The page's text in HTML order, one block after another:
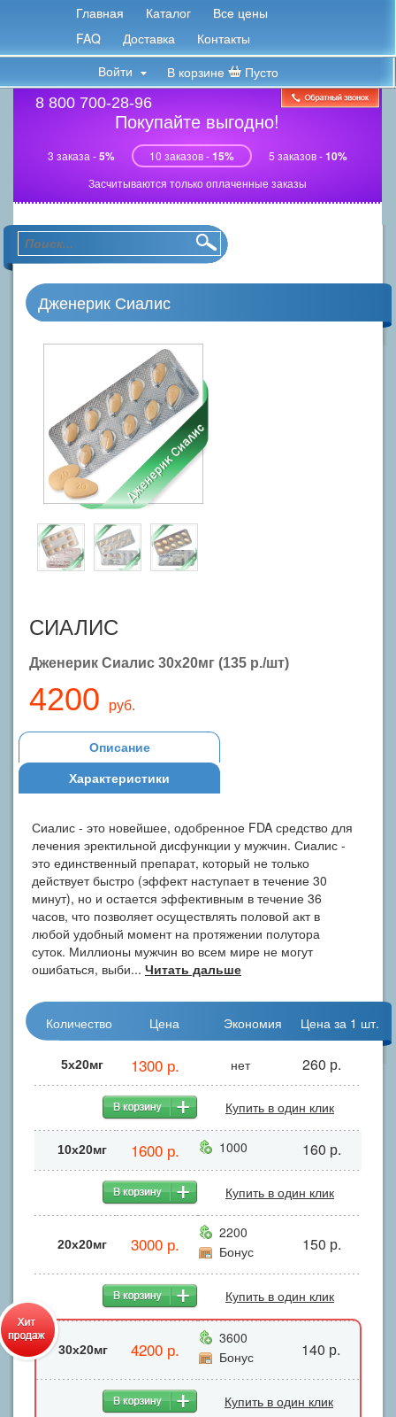
Главная Каталог
Все цены
FAQ
Доставка
Контакты
В корзине
Пусто
Войти
Покупайте выгодно!
3 заказа -5% 10 заказов -15% 5 заказов -10%
Засчитываются только оплаченные заказы
8 800 700-28-96
Дженерик Сиалис
СИАЛИС
Дженерик Сиалис 30x20мг (135 р./шт)
4200 руб.
Описание
Характеристики
Сиалис - это новейшее, одобренное FDA средство для
лечения эректильной дисфункции у мужчин. Сиалис -
это единственный препарат, который не только
действует быстро (эффект наступает в течение 30
минут), но и остается эффективным в течение 36
часов, что позволяет осуществлять половой акт в
любой удобный момент на протяжении полутора
суток. Миллионы мужчин во всем мире не могут
ошибаться, выби... Читать дальше
Количество Цена Экономия Цена за 1 шт.
5х20мг 1300 р. нет 260 р.
Купить в один клик
10x20мг 1600 р. 1000 160 р.
Купить в один клик
20x20мг 3000 р.
2200
Бонус
150 р.
Купить в один клик
30x20мг 4200 р.
3600
Бонус
140 р.
Купить в один клик